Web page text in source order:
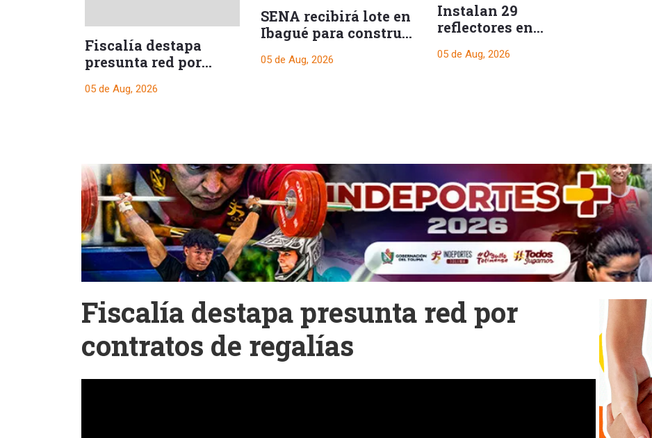
Fiscalía destapa
presunta red por
05 de Aug, 2026
SENA recibirá lote en
Ibagué para construir
formación
05 de Aug, 2026
Instalan 29
reflectores en
reforzar la
05 de Aug, 2026
Fiscalía destapa presunta red por
contratos de regalías